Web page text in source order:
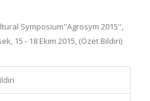
Symposium''Agrosym 2015'',
15 - 18 Ekim 2015, (Özet Bildiri)